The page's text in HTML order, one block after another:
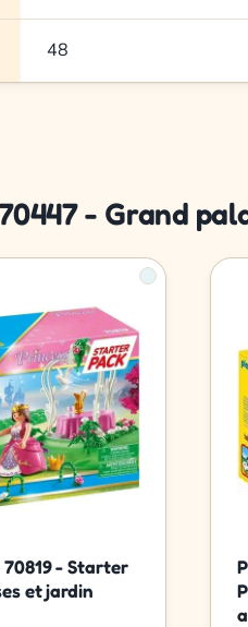
48
- Grand
- Starter
et jardin